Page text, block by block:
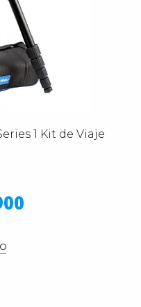
1 Kit de Viaje